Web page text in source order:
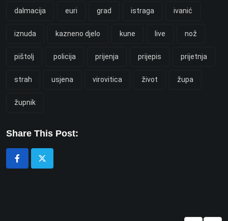
dalmacija euri grad istraga ivanić
iznuda kazneno djelo kune live nož
pištolj policija prijenja prijepis prijetnja
strah usjena virovitica život župa
župnik
Share This Post: